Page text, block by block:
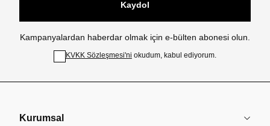
Kaydol
Kampanyalardan haberdar olmak için e-bülten abonesi olun.
KVKK Sözleşmesi'ni okudum, kabul ediyorum.
Kurumsal